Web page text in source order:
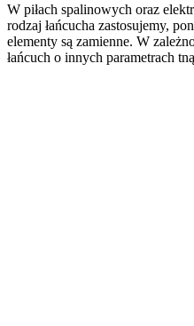
W piłach spalinowych oraz
rodzaj łańcucha zastosujemy,
elementy są zamienne. W
łańcuch o innych parametrach